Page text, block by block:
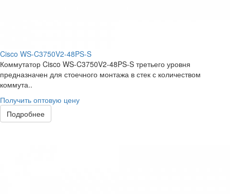
Cisco WS-C3750V2-48PS-S
Коммутатор Cisco WS-C3750V2-48PS-S третьего уровня
предназначен для стоечного монтажа в стек с количеством
коммута..
Получить оптовую цену
Подробнее